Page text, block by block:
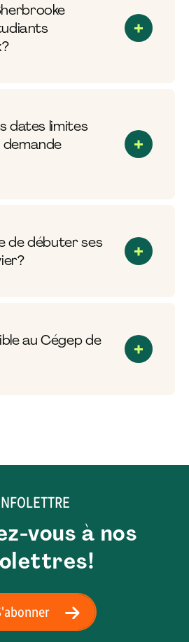
dates limites
de débuter ses
au Cégep de
vous à nos